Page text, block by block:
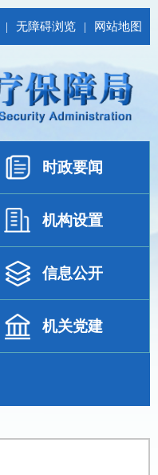
| 无障碍浏览 | 网站地图
时政要闻
机构设置
信息公开
机关党建